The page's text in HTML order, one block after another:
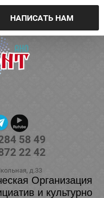
НАПИСАТЬ НАМ
58 49
22 42
д.33
Организация
и культурно